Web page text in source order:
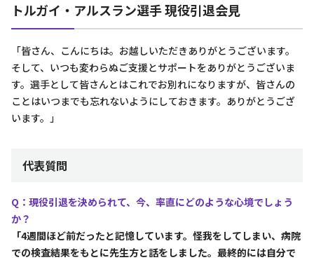
トルガイ・アルスラン選手 現役引退会見
「皆さん、こんにちは。お越しいただきありがとうございます。
そして、いつも変わらぬご支援とサポートをありがとうございま
す。選手として皆さんとはこれでお別れになりますが、皆さんの
ことはいつまでも忘れないようにしておきます。ありがとうござ
います。」
代表質問
Q：現役引退を決められて、今、率直にどのような心境でしょう
か？
「4週間ほど前だったと記憶しています。怪我をしてしまい、病院
での検査結果をもとに先生方と話をしました。最終的には自分で